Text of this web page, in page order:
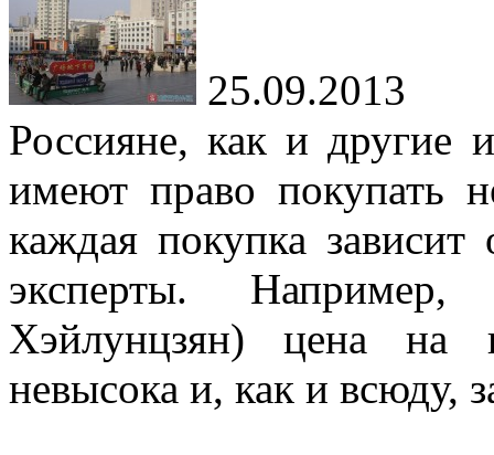
25.09.2013
Россияне, как и другие
имеют право покупать
каждая покупка зависит
эксперты.
Хэйлунцзян) цена на
невысока и, как и всюду,